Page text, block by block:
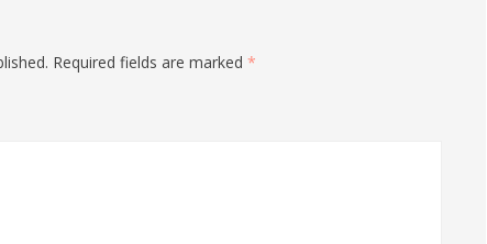
Required fields are marked *